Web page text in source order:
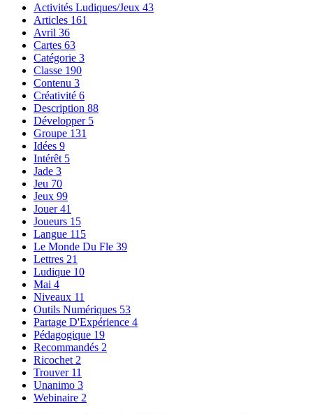
Activités Ludiques/Jeux 43
Articles 161
Avril 36
Cartes 63
Catégorie 3
Classe 190
Contenu 3
Créativité 6
Description 88
Développer 5
Groupe 131
Idées 9
Intérêt 5
Jade 3
Jeu 70
Jeux 99
Jouer41
Joueurs 15
Langue 115
Le Monde Du Fle 39
Lettres 21
Ludique 10
Mai 4
Niveaux 11
Outils Numériques 53
Partage D'Expérience 4
Pédagogique 19
Recommandés 2
Ricochet 2
Trouver 11
Unanimo 3
Webinaire 2